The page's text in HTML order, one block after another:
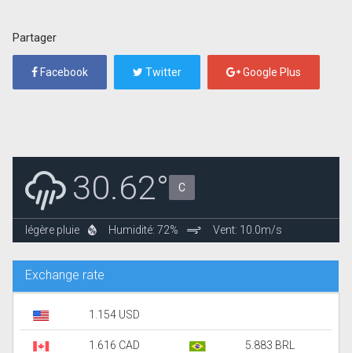
Partager
Facebook Twitter Google Plus
30.62° C
légère pluie Humidité: 72% Vent: 10.0m/s
Exchange rate
1.154 USD
1.616 CAD 5.883 BRL